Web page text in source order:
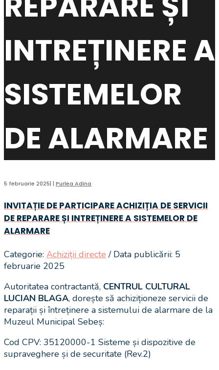
INTREȚINERE A
SISTEMELOR
DE ALARMARE
5 februarie 2025| | Purlea Adina
INVITAȚIE DE PARTICIPARE ACHIZIȚIA DE SERVICII
DE REPARARE ȘI INTREȚINERE A SISTEMELOR DE
ALARMARE
Categorie: Achiziții directe / Data publicării: 5
februarie 2025
Autoritatea contractantă, CENTRUL CULTURAL
LUCIAN BLAGA, dorește să achiziționeze servicii de
reparații și întreținere a sistemului de alarmare de la
Muzeul Municipal Sebeș:
Cod CPV: 35120000-1 Sisteme și dispozitive de
supraveghere și de securitate (Rev.2)